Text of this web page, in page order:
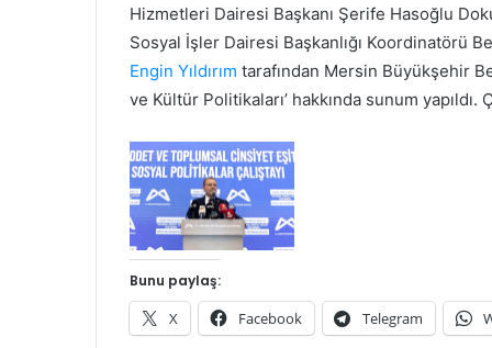
Hizmetleri Dairesi Başkanı Şerife Hasoğlu
Sosyal İşler Dairesi Başkanlığı Koordinatörü
Engin Yıldırım tarafından Mersin Büyükşehir
ve Kültür Politikaları’ hakkında sunum yapıldı.
Bunu paylaş:
X Facebook Telegram